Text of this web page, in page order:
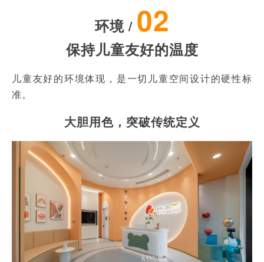
环境/ 02
保持儿童友好的温度
儿童友好的环境体现，是一切儿童空间设计的硬性标
准。
大胆用色，突破传统定义